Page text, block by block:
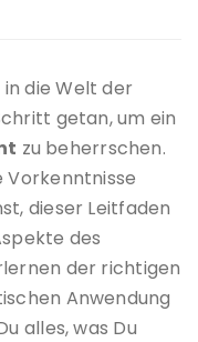
die Welt der
getan, um ein
zu beherrschen.
Vorkenntnisse
dieser Leitfaden
des
der richtigen
Anwendung
alles, was Du